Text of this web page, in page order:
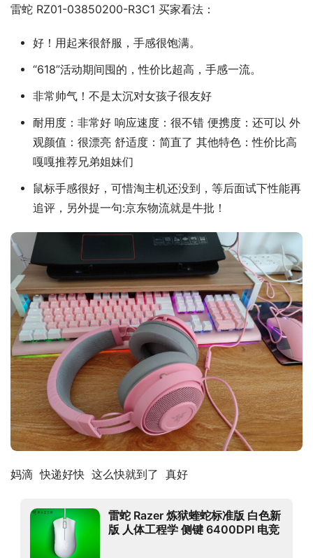
雷蛇 RZ01-03850200-R3C1 买家看法：
好！用起来很舒服，手感很饱满。
“618”活动期间囤的，性价比超高，手感一流。
非常帅气！不是太沉对女孩子很友好
耐用度：非常好 响应速度：很不错 便携度：还可以 外
观颜值：很漂亮 舒适度：简直了 其他特色：性价比高
嘎嘎推荐兄弟姐妹们
鼠标手感很好，可惜淘主机还没到，等后面试下性能再
追评，另外提一句:京东物流就是牛批！
妈滴  快递好快  这么快就到了  真好
雷蛇 Razer 炼狱蝰蛇标准版 白色新
版 人体工程学 侧键 6400DPI 电竞